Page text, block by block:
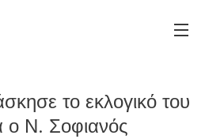
το εκλογικό του
ο Ν. Σοφιανός